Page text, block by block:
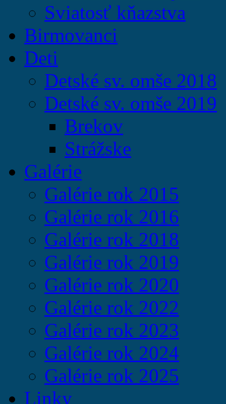
Sviatosť kňazstva
Birmovanci
Deti
Detské sv. omše 2018
Detské sv. omše 2019
Brekov
Strážske
Galérie
Galérie rok 2015
Galérie rok 2016
Galérie rok 2018
Galérie rok 2019
Galérie rok 2020
Galérie rok 2022
Galérie rok 2023
Galérie rok 2024
Galérie rok 2025
Linky